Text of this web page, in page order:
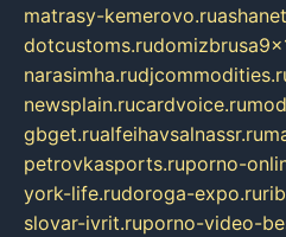
matrasy-kemerovo.ru
dotcustoms.ru
narasimha.ru
newsplain.rucardvoice.ru
gbget.rualfeihavsalnassr.ru
petrovkasports.ruporno-
york-life.rudoroga-expo.ru
slovar-ivrit.ruporno-video-